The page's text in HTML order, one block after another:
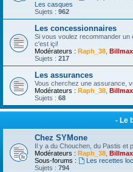
Les casques
Sujets : 962
Les concessionnaires
Si vous voulez recommander
c'est içi!
Modérateurs : Raph_38 Billmax
Sujets : 217
Les assurances
Vous cherchez une assurance,
Modérateurs : Raph_38 Billmax
Sujets : 68
- Le
Chez SYMone
Il y a du Chouchen, du Pastis et
Modérateurs : Raph_38 Billmax
Sous-forums :
Les recettes
Sujets : 794